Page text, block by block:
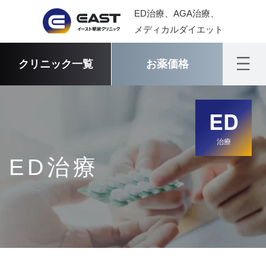
ED治療、AGA治療、
メディカルダイエット
クリニック一覧 お薬価格
ED
治療
ED治療